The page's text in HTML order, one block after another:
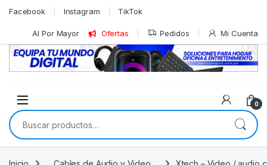
Skip to navigation
Skip to content
Facebook Instagram TikTok
Al Por Mayor Ofertas Pedidos Mi Cuenta
0
Buscar por: